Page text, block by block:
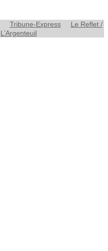
Tribune-Express
Le Reflet /
L’Argenteuil